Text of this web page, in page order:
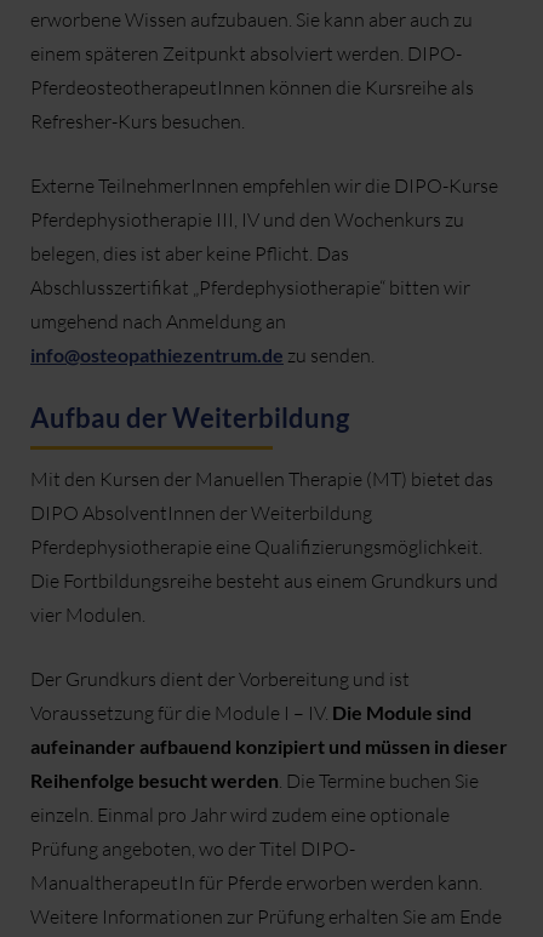
erworbene Wissen aufzubauen. Sie kann aber auch zu
einem späteren Zeitpunkt absolviert werden. DIPO-
PferdeosteotherapeutInnen können die Kursreihe als
Refresher-Kurs besuchen.
Externe TeilnehmerInnen empfehlen wir die DIPO-Kurse
Pferdephysiotherapie III, IV und den Wochenkurs zu
belegen, dies ist aber keine Pflicht. Das
Abschlusszertifikat „Pferdephysiotherapie“ bitten wir
umgehend nach Anmeldung an
info@osteopathiezentrum.de zu senden.
Aufbau der Weiterbildung
Mit den Kursen der Manuellen Therapie (MT) bietet das
DIPO AbsolventInnen der Weiterbildung
Pferdephysiotherapie eine Qualifizierungsmöglichkeit.
Die Fortbildungsreihe besteht aus einem Grundkurs und
vier Modulen.
Der Grundkurs dient der Vorbereitung und ist
Voraussetzung für die Module I – IV. Die Module sind
aufeinander aufbauend konzipiert und müssen in dieser
Reihenfolge besucht werden. Die Termine buchen Sie
einzeln. Einmal pro Jahr wird zudem eine optionale
Prüfung angeboten, wo der Titel DIPO-
ManualtherapeutIn für Pferde erworben werden kann.
Weitere Informationen zur Prüfung erhalten Sie am Ende